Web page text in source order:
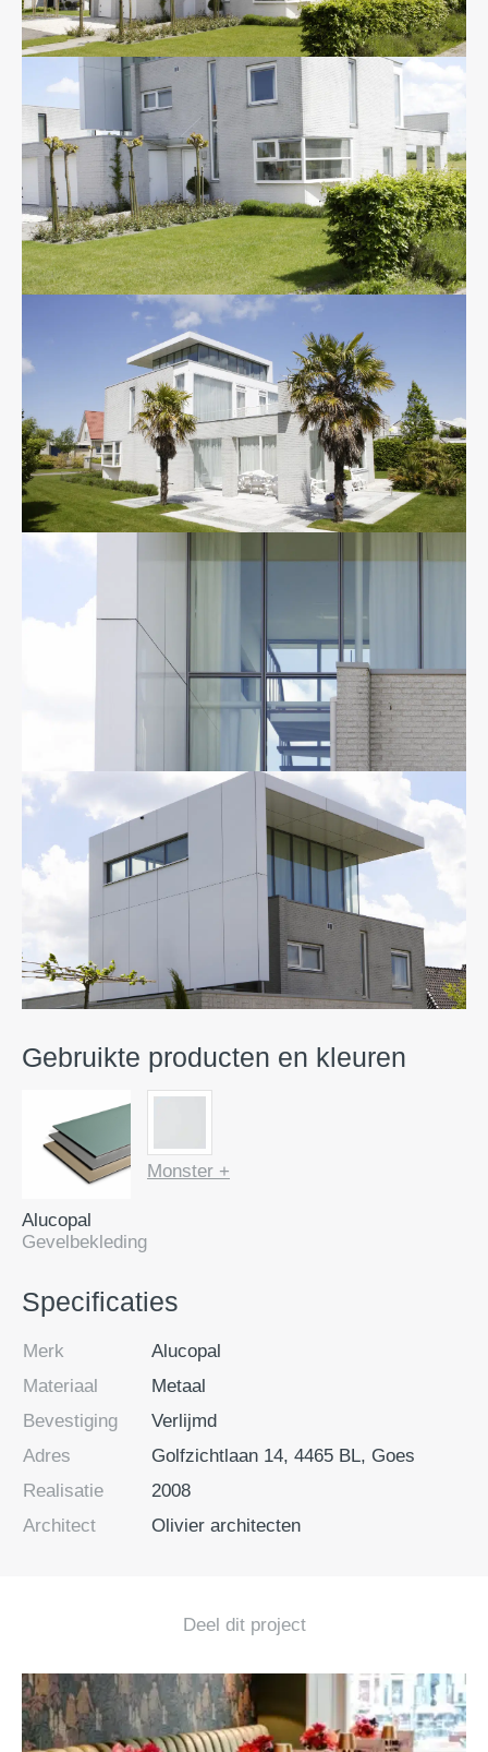
Gebruikte producten en kleuren
Alucopal
Gevelbekleding
Monster +
Specificaties
Merk
Alucopal
Materiaal
Metaal
Bevestiging
Verlijmd
Adres
Golfzichtlaan 14, 4465 BL, Goes
Realisatie
2008
Architect
Olivier architecten
Deel dit project